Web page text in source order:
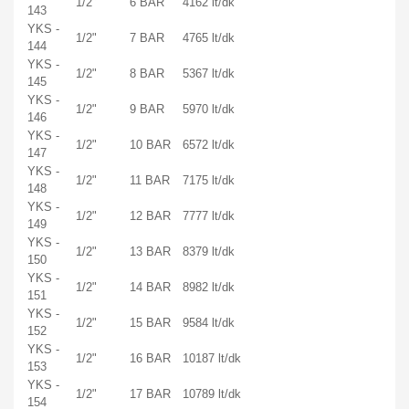
143
YKS -
144
1/2" 7 BAR
4765 lt/dk
YKS -
145
1/2" 8 BAR
5367 lt/dk
YKS -
146
1/2" 9 BAR
5970 lt/dk
YKS -
147
1/2" 10 BAR
6572 lt/dk
YKS -
148
1/2" 11 BAR
7175 lt/dk
YKS -
149
1/2" 12 BAR
7777 lt/dk
YKS -
150
1/2" 13 BAR
8379 lt/dk
YKS -
151
1/2" 14 BAR
8982 lt/dk
YKS -
152
1/2" 15 BAR
9584 lt/dk
YKS -
153
1/2" 16 BAR
10187 lt/dk
YKS -
154
1/2" 17 BAR 10789 lt/dk